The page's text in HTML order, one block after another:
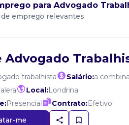
para Advogado
emprego relevantes
Advogado
trabalhista Salário:a
Local:Londrina
Presencial Contrato:Efetivo
me